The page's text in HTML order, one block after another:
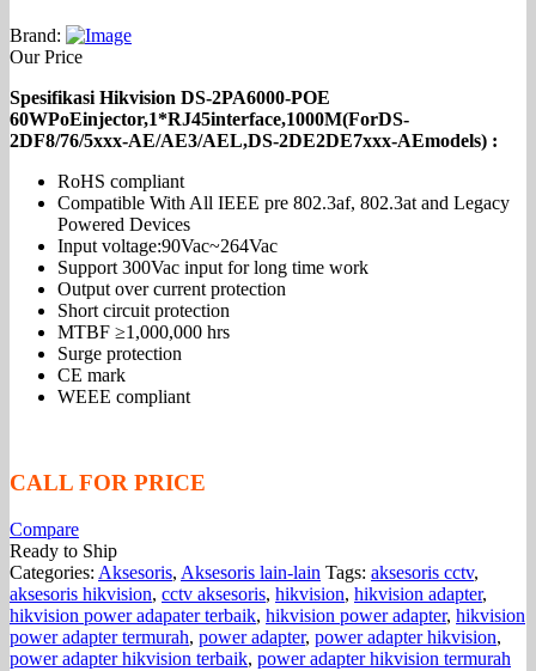
Brand:
Our Price
Spesifikasi Hikvision DS-2PA6000-POE
60WPoEinjector,1*RJ45interface,1000M(ForDS-
2DF8/76/5xxx-AE/AE3/AEL,DS-2DE2DE7xxx-AEmodels) :
RoHS compliant
Compatible With All IEEE pre 802.3af, 802.3at and Legacy
Powered Devices
Input voltage:90Vac~264Vac
Support 300Vac input for long time work
Output over current protection
Short circuit protection
MTBF ≥1,000,000 hrs
Surge protection
CE mark
WEEE compliant
CALL FOR PRICE
Compare
Ready to Ship
Categories: Aksesoris, Aksesoris lain-lain Tags: aksesoris cctv,
aksesoris hikvision, cctv aksesoris, hikvision, hikvision adapter,
hikvision power adapater terbaik, hikvision power adapter, hikvision
power adapter termurah, power adapter, power adapter hikvision,
power adapter hikvision terbaik, power adapter hikvision termurah